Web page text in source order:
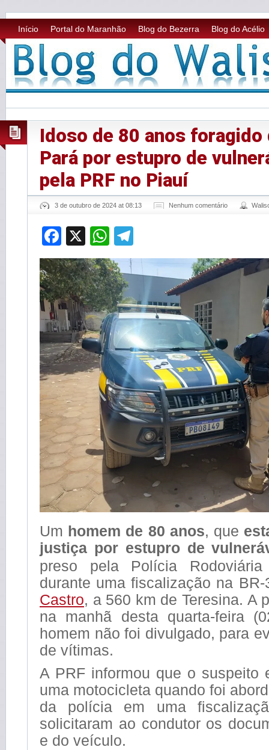
Início Portal do Maranhão Blog do Bezerra Blog do Acélio
Idoso de 80 anos
Pará por estupro de
pela PRF no Piauí
3 de outubro de 2024 at 08:13 Nenhum comentário
Facebook
X WhatsApp
Um homem de 80 anos, que
justiça por estupro de
preso pela Polícia
durante uma fiscalização na
Castro, a 560 km de Teresina. A
na manhã desta quarta-feira
homem não foi divulgado, para
de vítimas.
A PRF informou que o suspeito
uma motocicleta quando foi
da polícia em uma
solicitaram ao condutor os
e do veículo.